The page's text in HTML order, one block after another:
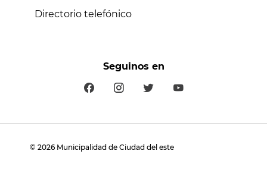
Directorio telefónico
Seguinos en
© 2026 Municipalidad de Ciudad del este